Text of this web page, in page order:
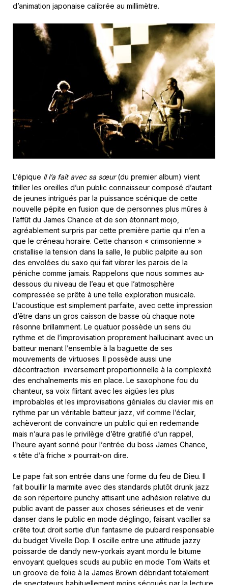
d’animation japonaise calibrée au millimètre.
L’épique ll l’a fait avec sa sœur(du premier album) vient
titiller les oreilles d’un public connaisseur composé d’autant
de jeunes intrigués par la puissance scénique de cette
nouvelle pépite en fusion que de personnes plus mûres à
l’affût du James Chance et de son étonnant mojo,
agréablement surpris par cette première partie qui n’en a
que le créneau horaire. Cette chanson « crimsonienne »
cristallise la tension dans la salle, le public palpite au son
des envolées du saxo qui fait vibrer les parois de la
péniche comme jamais. Rappelons que nous sommes au-
dessous du niveau de l’eau et que l’atmosphère
compressée se prête à une telle exploration musicale.
L’acoustique est simplement parfaite, avec cette impression
d’être dans un gros caisson de basse où chaque note
résonne brillamment. Le quatuor possède un sens du
rythme et de l’improvisation proprement hallucinant avec un
batteur menant l’ensemble à la baguette de ses
mouvements de virtuoses. Il possède aussi une
décontraction inversement proportionnelle à la complexité
des enchaînements mis en place. Le saxophone fou du
chanteur, sa voix flirtant avec les aigües les plus
improbables et les improvisations géniales du clavier mis en
rythme par un véritable batteur jazz, vif comme l’éclair,
achèveront de convaincre un public qui en redemande
mais n’aura pas le privilège d’être gratifié d’un rappel,
l’heure ayant sonné pour l’entrée du boss James Chance,
« tête d’à friche » pourrait-on dire.
Le pape fait son entrée dans une forme du feu de Dieu. Il
fait bouillir la marmite avec des standards plutôt drunk jazz
de son répertoire punchy attisant une adhésion relative du
public avant de passer aux choses sérieuses et de venir
danser dans le public en mode déglingo, faisant vaciller sa
crête tout droit sortie d’un fantasme de pubard responsable
du budget Vivelle Dop. Il oscille entre une attitude jazzy
poissarde de dandy new-yorkais ayant mordu le bitume
envoyant quelques scuds au public en mode Tom Waits et
un groove de folie à la James Brown débridant totalement